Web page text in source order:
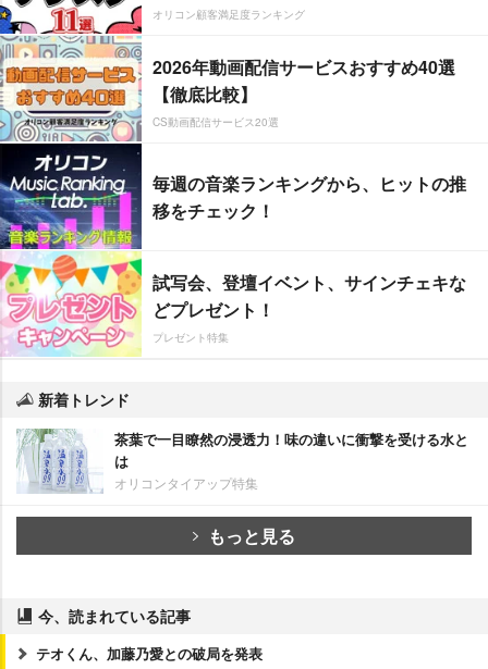
オリコン顧客満足度ランキング
2026年動画配信サービスおすすめ40選
【徹底比較】
CS動画配信サービス20選
毎週の音楽ランキングから、ヒットの推
移をチェック！
試写会、登壇イベント、サインチェキな
どプレゼント！
プレゼント特集
新着トレンド
茶葉で一目瞭然の浸透力！味の違いに衝撃を受ける水と
は
オリコンタイアップ特集
もっと見る
今、読まれている記事
テオくん、加藤乃愛との破局を発表